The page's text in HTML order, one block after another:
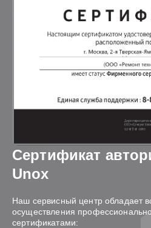
Сертификат
Unox
Наш сервисный центр обладает
осуществления
сертификатами: